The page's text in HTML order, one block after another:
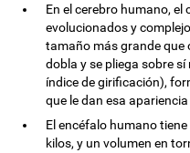
En el cerebro humano, el
evolucionados y
tamaño más grande que
dobla y se pliega sobre
índice de girificación),
que le dan esa
El encéfalo humano
kilos, y un volumen en